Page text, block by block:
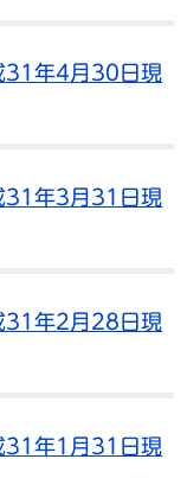
31年4月30日現
31年3月31日現
31年2月28日現
31年1月31日現